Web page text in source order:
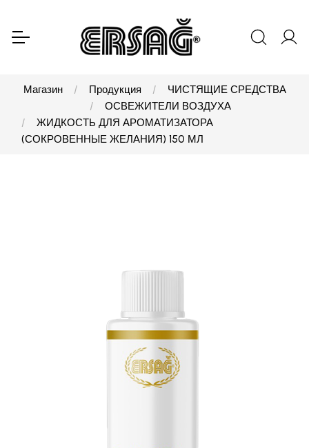
Магазин Продукция
ЧИСТЯЩИЕ СРЕДСТВА
ОСВЕЖИТЕЛИ ВОЗДУХА
ЖИДКОСТЬ ДЛЯ АРОМАТИЗАТОРА
(СОКРОВЕННЫЕ ЖЕЛАНИЯ) 150 МЛ